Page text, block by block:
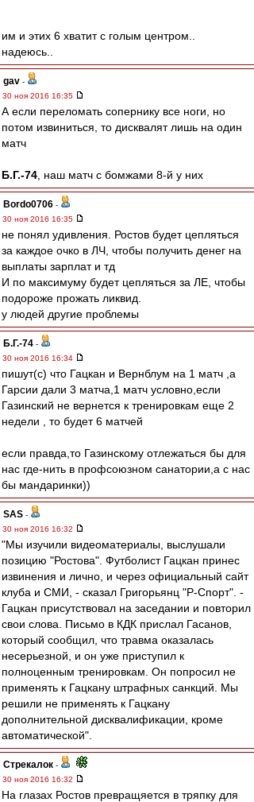
им и этих 6 хватит с голым центром..
надеюсь..
gav -
30 ноя 2016 16:35
А если переломать сопернику все ноги, но
потом извиниться, то дисквалят лишь на один
матч
Б.Г.-74 , наш матч с бомжами 8-й у них
Bordo0706 -
30 ноя 2016 16:35
не понял удивления. Ростов будет цепляться
за каждое очко в ЛЧ, чтобы получить денег на
выплаты зарплат и тд
И по максимуму будет цепляться за ЛЕ, чтобы
подороже прожать ликвид.
у людей другие проблемы
Б.Г.-74 -
30 ноя 2016 16:34
пишут(с) что Гацкан и Вернблум на 1 матч ,а
Гарсии дали 3 матча,1 матч условно,если
Газинский не вернется к тренировкам еще 2
недели , то будет 6 матчей
если правда,то Газинскому отлежаться бы для
нас где-нить в профсоюзном санатории,а с нас
бы мандаринки))
SAS -
30 ноя 2016 16:32
"Мы изучили видеоматериалы, выслушали
позицию "Ростова". Футболист Гацкан принес
извинения и лично, и через официальный сайт
клуба и СМИ, - сказал Григорьянц "Р-Спорт". -
Гацкан присутствовал на заседании и повторил
свои слова. Письмо в КДК прислал Гасанов,
который сообщил, что травма оказалась
несерьезной, и он уже приступил к
полноценным тренировкам. Он попросил не
применять к Гацкану штрафных санкций. Мы
решили не применять к Гацкану
дополнительной дисквалификации, кроме
автоматической".
Стрекалок -
30 ноя 2016 16:32
На глазах Ростов превращяется в тряпку для